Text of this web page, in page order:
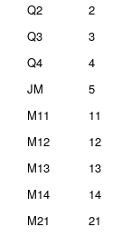
Q2
2
Q3
3
Q4
4
JM
5
M11
11
M12
12
M13
13
M14
14
M21
21